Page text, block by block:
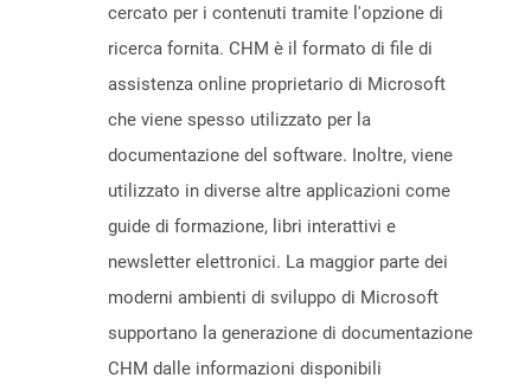
cercato per i contenuti tramite l'opzione di
ricerca fornita. CHM è il formato di file di
assistenza online proprietario di Microsoft
che viene spesso utilizzato per la
documentazione del software. Inoltre, viene
utilizzato in diverse altre applicazioni come
guide di formazione, libri interattivi e
newsletter elettronici. La maggior parte dei
moderni ambienti di sviluppo di Microsoft
supportano la generazione di documentazione
CHM dalle informazioni disponibili